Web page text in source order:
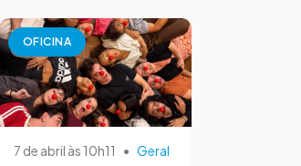
OFICINA
7 de abril às 10h11 • Geral